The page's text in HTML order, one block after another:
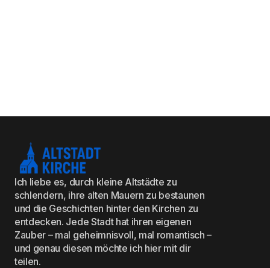
Ich liebe es, durch kleine Altstädte zu
schlendern, ihre alten Mauern zu bestaunen
und die Geschichten hinter den Kirchen zu
entdecken. Jede Stadt hat ihren eigenen
Zauber – mal geheimnisvoll, mal romantisch –
und genau diesen möchte ich hier mit dir
teilen.